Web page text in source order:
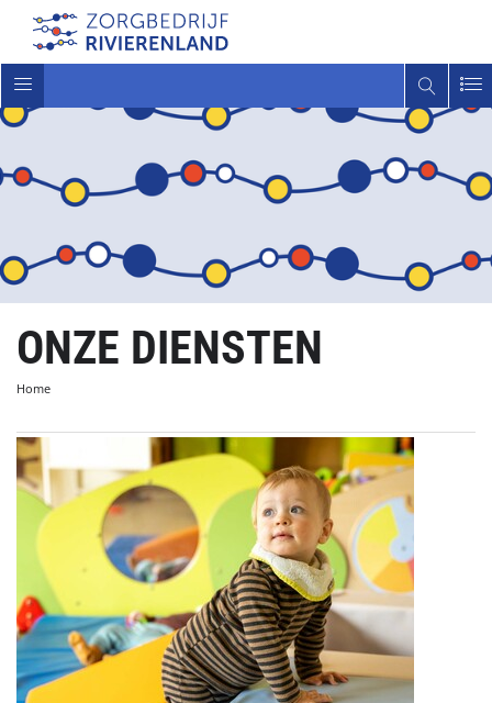
Toggle
navigatie
ONZE DIENSTEN
Home